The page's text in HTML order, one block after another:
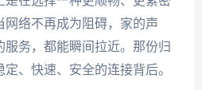
络不再成为阻碍，家的声
务，都能瞬间拉近。那份归
、快速、安全的连接背后。